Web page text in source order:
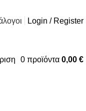
Login / Register
0 προϊόντα 0,00 €